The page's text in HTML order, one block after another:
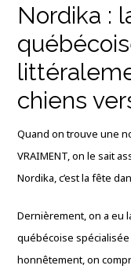
Nordika :
chiens
Quand on trouve une
VRAIMENT, on le sait
Nordika, c’est la fête
Dernièrement, on a eu
québécoise
honnêtement, on